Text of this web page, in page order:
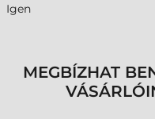
Igen
MEGBÍZHAT